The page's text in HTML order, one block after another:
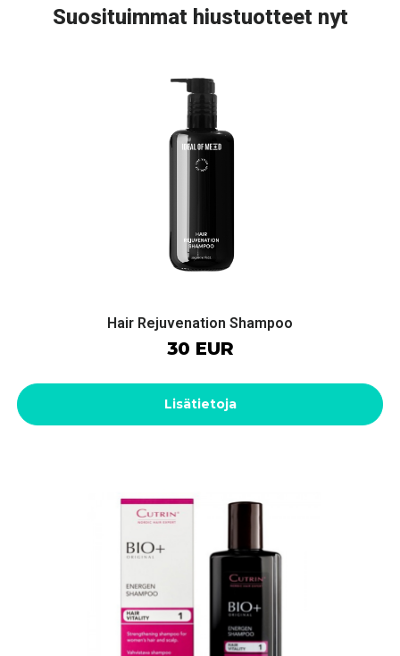
Suosituimmat hiustuotteet nyt
Hair Rejuvenation Shampoo
30 EUR
Lisätietoja